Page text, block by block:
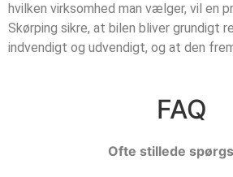
hvilken virksomhed man vælger, vil en
Skørping sikre, at bilen bliver grundigt
indvendigt og udvendigt, og at den
FAQ
Ofte stillede